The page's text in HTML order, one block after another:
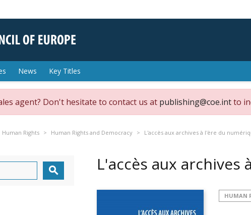
News Key Titles
agent? Don't hesitate to contact us at publishing@coe.intto
Human Rights Human Rights and Democracy L'accès aux archives à l'ère du
 L'accès aux
HUMAN